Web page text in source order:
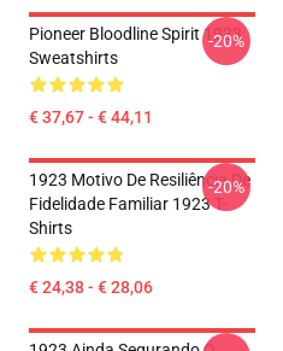
Pioneer Bloodline Spirit 1923
Sweatshirts
€ 37,67 - € 44,11
-20%
1923 Motivo De Resiliência De
Fidelidade Familiar 1923 T-
Shirts
€ 24,38 - € 28,06
-20%